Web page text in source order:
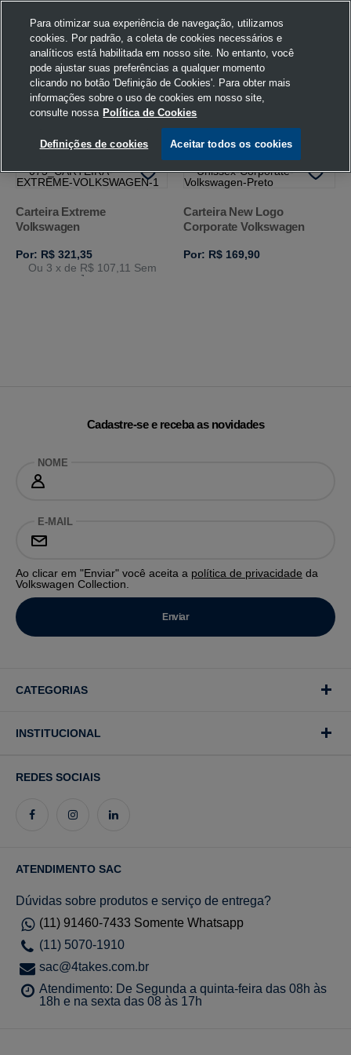
Home Volkswagen Acessórios Carteira Preto U
FILTRAR Ordenar por
Carteira Extreme
Volkswagen
Por: R$ 321,35
Ou 3 x de R$ 107,11 Sem
Juros
Carteira New Logo
Corporate Volkswagen
Por: R$ 169,90
Cadastre-se e receba as novidades
NOME
E-MAIL
Ao clicar em "Enviar" você aceita a política de privacidade da
Volkswagen Collection.
CATEGORIAS
INSTITUCIONAL
REDES SOCIAIS
ATENDIMENTO SAC
Dúvidas sobre produtos e serviço de entrega?
(11) 91460-7433 Somente Whatsapp
(11) 5070-1910
sac@4takes.com.br
Atendimento: De Segunda a quinta-feira das 08h às
18h e na sexta das 08 às 17h
Para otimizar sua experiência de navegação, utilizamos
cookies. Por padrão, a coleta de cookies necessários e
analíticos está habilitada em nosso site. No entanto, você
pode ajustar suas preferências a qualquer momento
clicando no botão 'Definição de Cookies'. Para obter mais
informações sobre o uso de cookies em nosso site,
consulte nossa Política de Cookies
Definições de cookies Aceitar todos os cookies